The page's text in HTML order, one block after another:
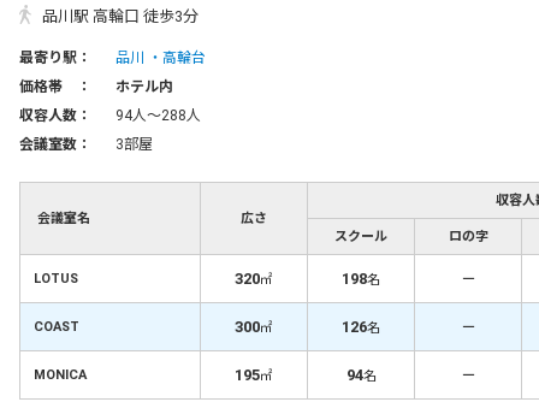
品川駅 高輪口 徒歩3分
最寄り駅： 品川
高輪台
価格帯 ：
ホテル内
収容人数：
94人〜288人
会議室数：
3部屋
会議室名 広さ
収容人
スクール ロの字
LOTUS 320㎡ 198名 －
COAST 300㎡ 126名 －
MONICA 195㎡ 94名 －